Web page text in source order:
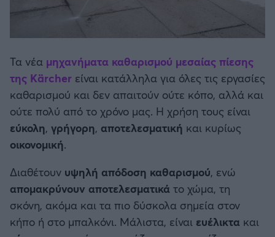
Μίλαν
Ίντερ
Μπάγερν Μονάχου
Τα νέα μηχανήματα καθαρισμού μεσαίας πίεσης
της Kärcher είναι κατάλληλα για όλες τις εργασίες
καθαρισμού και δεν απαιτούν ούτε κόπο, αλλά και
ούτε πολύ από το χρόνο μας. Η χρήση τους είναι
εύκολη, γρήγορη, αποτελεσματική και κυρίως
οικονομική.
Διαθέτουν υψηλή απόδοση καθαρισμού, ενώ
απομακρύνουν αποτελεσματικά το χώμα, τη
σκόνη, ακόμα και τα πιο δύσκολα σημεία στον
κήπο ή στο μπαλκόνι. Μάλιστα, είναι ευέλικτα και